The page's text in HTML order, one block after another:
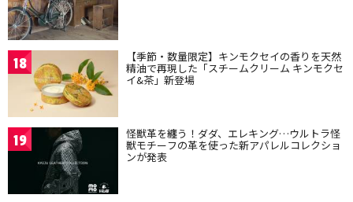
18 【季節・数量限定】キンモクセイの香りを天然
精油で再現した「スチームクリーム キンモクセ
イ&茶」新登場
19 怪獣革を纏う！ダダ、エレキング…ウルトラ怪
獣モチーフの革を使った新アパレルコレクショ
ンが発表